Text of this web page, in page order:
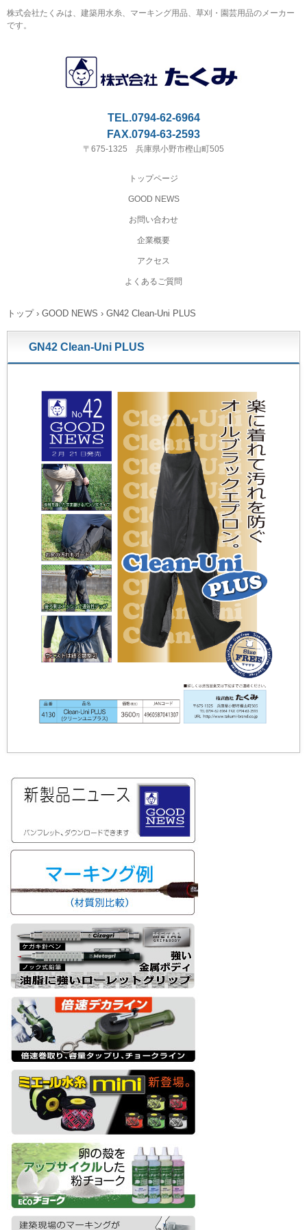
株式会社たくみは、建築用水糸、マーキング用品、草刈・園芸用品のメーカー
です。
TEL.0794-62-6964
FAX.0794-63-2593
〒675-1325 兵庫県小野市樫山町505
トップページ
GOOD NEWS
お問い合わせ
企業概要
アクセス
よくあるご質問
トップ › GOOD NEWS › GN42 Clean-Uni PLUS
GN42 Clean-Uni PLUS